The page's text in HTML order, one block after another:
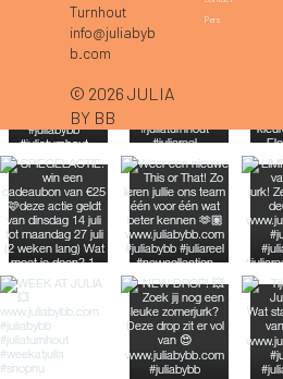
Turnhout
info@juliabyb
b.com
© 2026 JULIA
BY BB
Pers